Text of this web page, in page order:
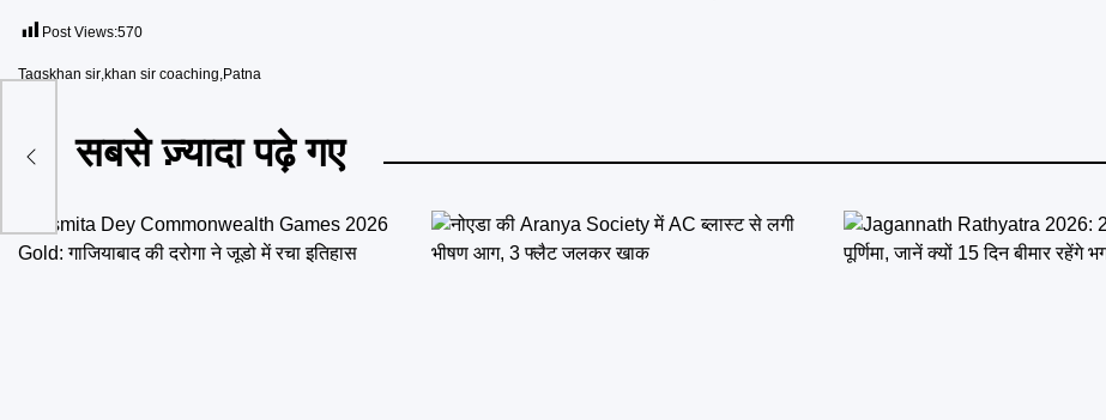
Post Views:570
Tagskhan sir,khan sir coaching,Patna
सबसे ज़्यादा पढ़े गए